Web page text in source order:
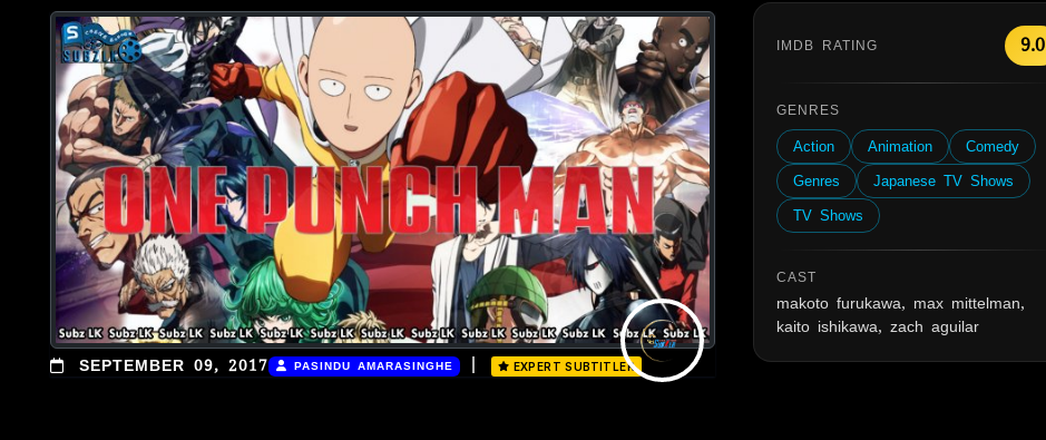
SEPTEMBER 09, 2017 PASINDU AMARASINGHE EXPERT SUBTITLER
IMDB RATING 9.0
GENRES
Action Animation
Comedy
Genres
Japanese TV Shows
TV Shows
CAST
makoto furukawa, max mittelman,
kaito ishikawa, zach aguilar